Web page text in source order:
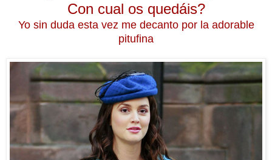
Con cual os quedáis?
Yo sin duda esta vez me decanto por la adorable
pitufina